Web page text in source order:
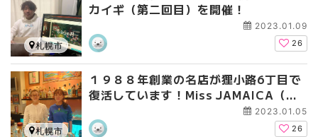
カイギ（第二回目）を開催！
2023.01.09
26
札幌市
１９８８年創業の名店が狸小路6丁目で
復活しています！Miss JAMAICA（＋B
2023.01.05
26
札幌市